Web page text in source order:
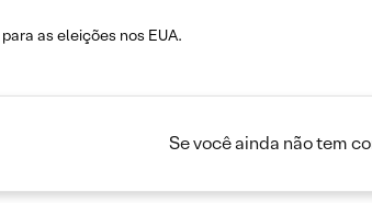
para as eleições nos EUA.
Se você ainda não tem